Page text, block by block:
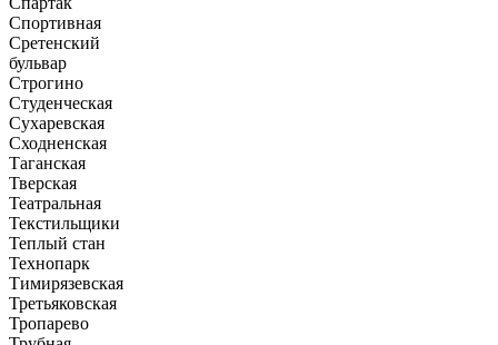
Спортивная
Сретенский
бульвар
Строгино
Студенческая
Сухаревская
Сходненская
Таганская
Тверская
Театральная
Текстильщики
Теплый стан
Технопарк
Тимирязевская
Третьяковская
Тропарево